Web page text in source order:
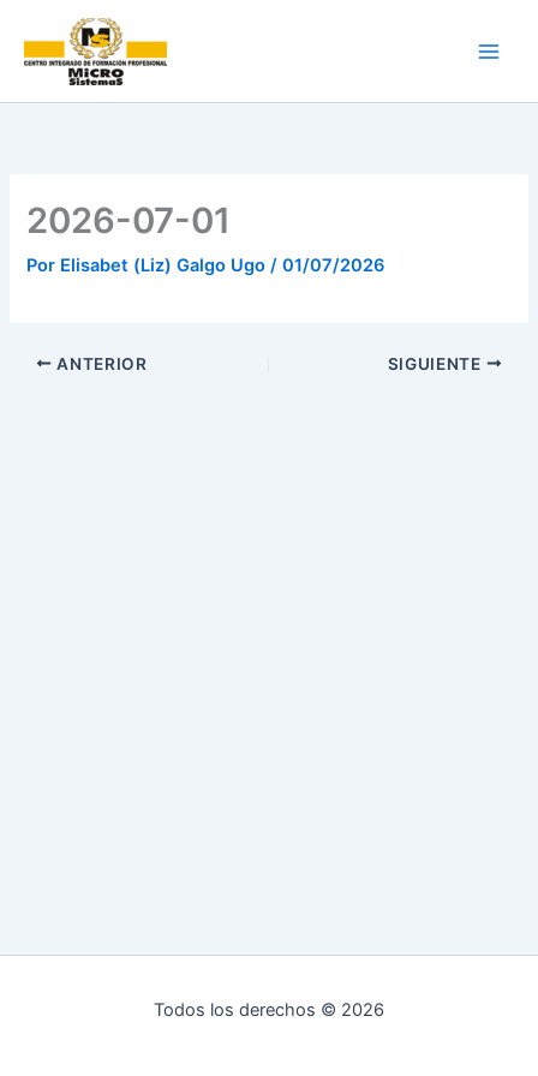
contenido
2026-07-01
Por Elisabet (Liz) Galgo Ugo/01/07/2026
ANTERIOR SIGUIENTE
Todos los derechos © 2026